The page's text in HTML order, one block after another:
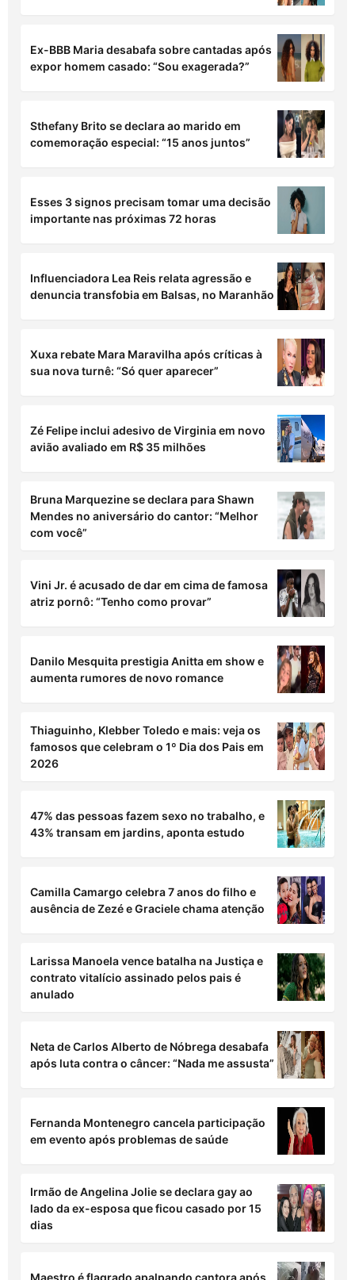
Ex-BBB Maria desabafa sobre cantadas após
expor homem casado: “Sou exagerada?”
Sthefany Brito se declara ao marido em
comemoração especial: “15 anos juntos”
Esses 3 signos precisam tomar uma decisão
importante nas próximas 72 horas
Influenciadora Lea Reis relata agressão e
denuncia transfobia em Balsas, no Maranhão
Xuxa rebate Mara Maravilha após críticas à
sua nova turnê: “Só quer aparecer”
Zé Felipe inclui adesivo de Virginia em novo
avião avaliado em R$ 35 milhões
Bruna Marquezine se declara para Shawn
Mendes no aniversário do cantor: “Melhor
com você”
Vini Jr. é acusado de dar em cima de famosa
atriz pornô: “Tenho como provar”
Danilo Mesquita prestigia Anitta em show e
aumenta rumores de novo romance
Thiaguinho, Klebber Toledo e mais: veja os
famosos que celebram o 1º Dia dos Pais em
2026
47% das pessoas fazem sexo no trabalho, e
43% transam em jardins, aponta estudo
Camilla Camargo celebra 7 anos do filho e
ausência de Zezé e Graciele chama atenção
Larissa Manoela vence batalha na Justiça e
contrato vitalício assinado pelos pais é
anulado
Neta de Carlos Alberto de Nóbrega desabafa
após luta contra o câncer: “Nada me assusta”
Fernanda Montenegro cancela participação
em evento após problemas de saúde
Irmão de Angelina Jolie se declara gay ao
lado da ex-esposa que ficou casado por 15
dias
Maestro é flagrado apalpando cantora após